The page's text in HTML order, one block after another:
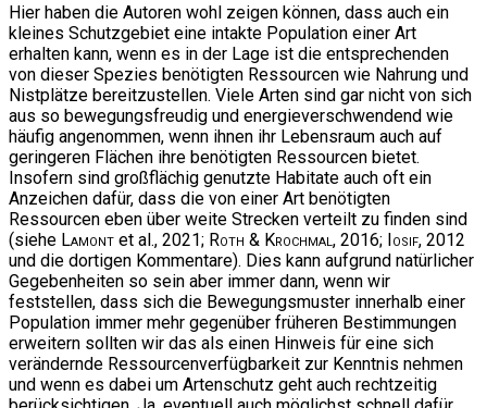
Hier haben die Autoren wohl zeigen können, dass auch ein
kleines Schutzgebiet eine intakte Population einer Art
erhalten kann, wenn es in der Lage ist die entsprechenden
von dieser Spezies benötigten Ressourcen wie Nahrung und
Nistplätze bereitzustellen. Viele Arten sind gar nicht von sich
aus so bewegungsfreudig und energieverschwendend wie
häufig angenommen, wenn ihnen ihr Lebensraum auch auf
geringeren Flächen ihre benötigten Ressourcen bietet.
Insofern sind großflächig genutzte Habitate auch oft ein
Anzeichen dafür, dass die von einer Art benötigten
Ressourcen eben über weite Strecken verteilt zu finden sind
(siehe Lamont et al., 2021; Roth & Krochmal , 2016; Iosif, 2012
und die dortigen Kommentare). Dies kann aufgrund natürlicher
Gegebenheiten so sein aber immer dann, wenn wir
feststellen, dass sich die Bewegungsmuster innerhalb einer
Population immer mehr gegenüber früheren Bestimmungen
erweitern sollten wir das als einen Hinweis für eine sich
verändernde Ressourcenverfügbarkeit zur Kenntnis nehmen
und wenn es dabei um Artenschutz geht auch rechtzeitig